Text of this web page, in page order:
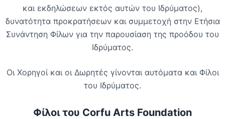
και εκδηλώσεων εκτός αυτών του Ιδρύματος),
δυνατότητα προκρατήσεων και συμμετοχή στην Ετήσια
Συνάντηση Φίλων για την παρουσίαση της προόδου του
Ιδρύματος.
Οι Χορηγοί και οι Δωρητές γίνονται αυτόματα και Φίλοι
του Ιδρύματος.
Φίλοι του Corfu Arts Foundation